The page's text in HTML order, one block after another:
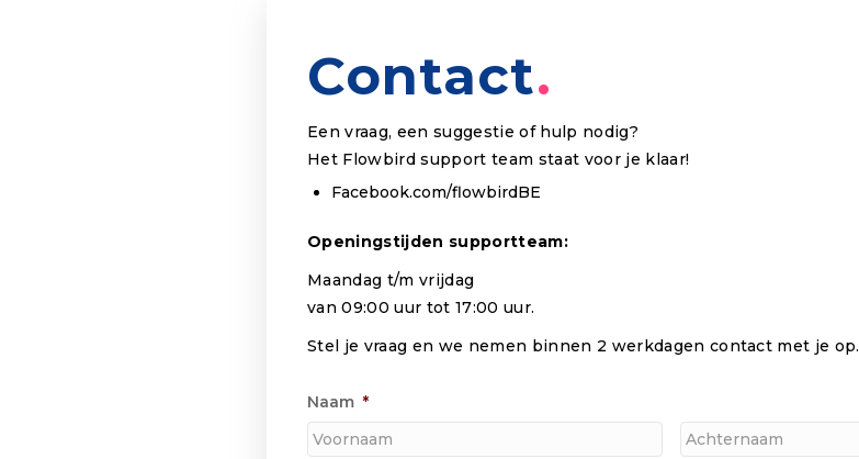
Contact
Een vraag, een suggestie of hulp nodig?
Het Flowbird support team staat voor je klaar!
Facebook.com/flowbirdBE
Openingstijden supportteam:
Maandag t/m vrijdag
van 09:00 uur tot 17:00 uur.
Stel je vraag en we nemen binnen 2 werkdagen contact met je op.
Naam *